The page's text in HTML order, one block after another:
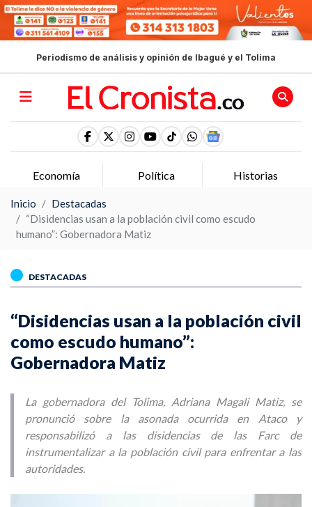
Periodismo de análisis y opinión de Ibagué y el Tolima
Economía Política Historias
Inicio
Destacadas
“Disidencias usan a la población civil como escudo
humano”: Gobernadora Matiz
DESTACADAS
“Disidencias usan a la población civil
como escudo humano”:
Gobernadora Matiz
La gobernadora del Tolima, Adriana Magali Matiz, se
pronunció sobre la asonada ocurrida en Ataco y
responsabilizó a las disidencias de las Farc de
instrumentalizar a la población civil para enfrentar a las
autoridades.